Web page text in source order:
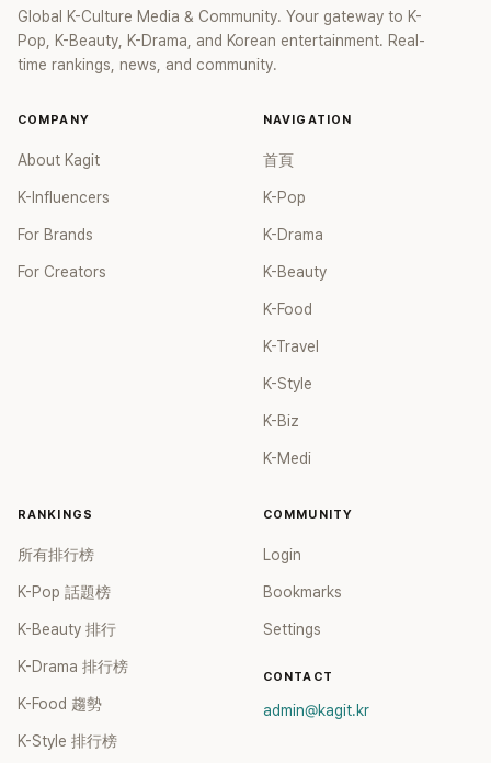
Global K-Culture Media & Community. Your gateway to K-
Pop, K-Beauty, K-Drama, and Korean entertainment. Real-
time rankings, news, and community.
COMPANY
About Kagit
K-Influencers
For Brands
For Creators
NAVIGATION
首頁
K-Pop
K-Drama
K-Beauty
K-Food
K-Travel
K-Style
K-Biz
K-Medi
RANKINGS
所有排行榜
K-Pop 話題榜
K-Beauty 排行
K-Drama 排行榜
K-Food 趨勢
K-Style 排行榜
COMMUNITY
Login
Bookmarks
Settings
CONTACT
admin@kagit.kr